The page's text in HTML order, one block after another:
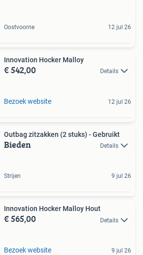
Oostvoorne 12 jul 26
Innovation Hocker Malloy
€ 542,00 Details
Bezoek website 12 jul 26
Outbag zitzakken (2 stuks) - Gebruikt
Bieden Details
Strijen 9 jul 26
Innovation Hocker Malloy Hout
€ 565,00 Details
Bezoek website 9 jul 26